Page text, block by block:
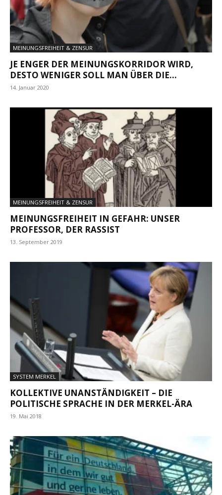
MEINUNGSFREIHEIT & ZENSUR
JE ENGER DER MEINUNGSKORRIDOR WIRD,
DESTO WENIGER SOLL MAN ÜBER DIE...
14. Januar 2020
MEINUNGSFREIHEIT & ZENSUR
MEINUNGSFREIHEIT IN GEFAHR: UNSER
PROFESSOR, DER RASSIST
13. September 2019
SYSTEM MERKEL
KOLLEKTIVE UNANSTÄNDIGKEIT – DIE
POLITISCHE SPRACHE IN DER MERKEL-ÄRA
19. Mai 2018